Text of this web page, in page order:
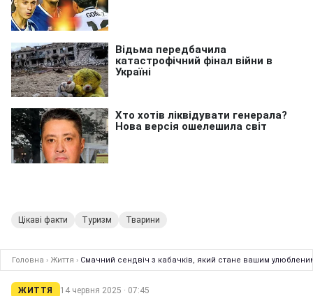
Цікаві факти Туризм Тварини
Головна › Життя › Смачний сендвіч з кабачків, який стане вашим
ЖИТТЯ 14 червня 2025 · 07:45